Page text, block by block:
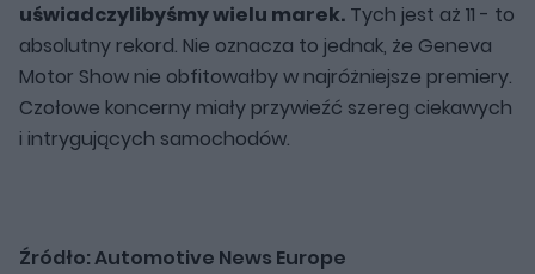
uświadczylibyśmy wielu marek. Tych jest aż 11 - to
absolutny rekord. Nie oznacza to jednak, że Geneva
Motor Show nie obfitowałby w najróżniejsze premiery.
Czołowe koncerny miały przywieźć szereg ciekawych
i intrygujących samochodów.
Źródło: Automotive News Europe